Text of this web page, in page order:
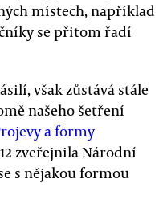
místech, například
se přitom řadí
však zůstává stále
našeho šetření
a formy
zveřejnila Národní
s nějakou formou